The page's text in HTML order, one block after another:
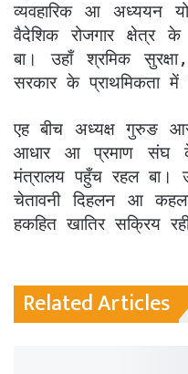
व्यवहारिक आ अध्ययन
वैदेशिक रोजगार क्षेत्र के
बा। उहाँ श्रमिक
सरकार के प्राथमिकता
एह बीच अध्यक्ष गुरुङ
आधार आ प्रमाण संघ
मंत्रालय पहुँच रहल बा।
चेतावनी दिहलन आ
हकहित खातिर सक्रिय
Related Articles